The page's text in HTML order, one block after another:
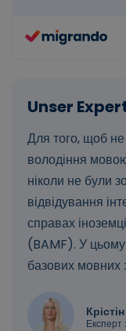
Для того, щоб не
володіння
ніколи не були
відвідування
справах
(BAMF). У цьому
базових мовних
Експерт